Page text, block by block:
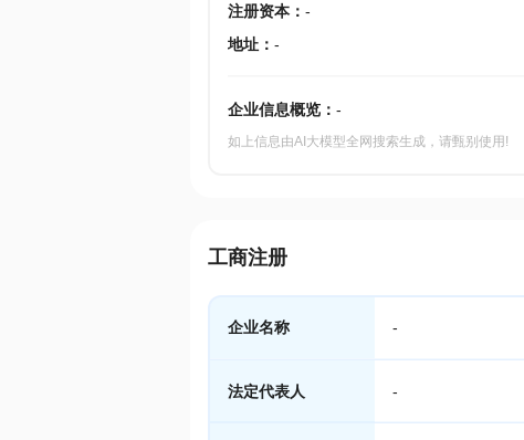
注册资本： -
地址： -
企业信息概览： -
如上信息由AI大模型全网搜索生成，请甄别使用!
工商注册
企业名称 -
法定代表人 -